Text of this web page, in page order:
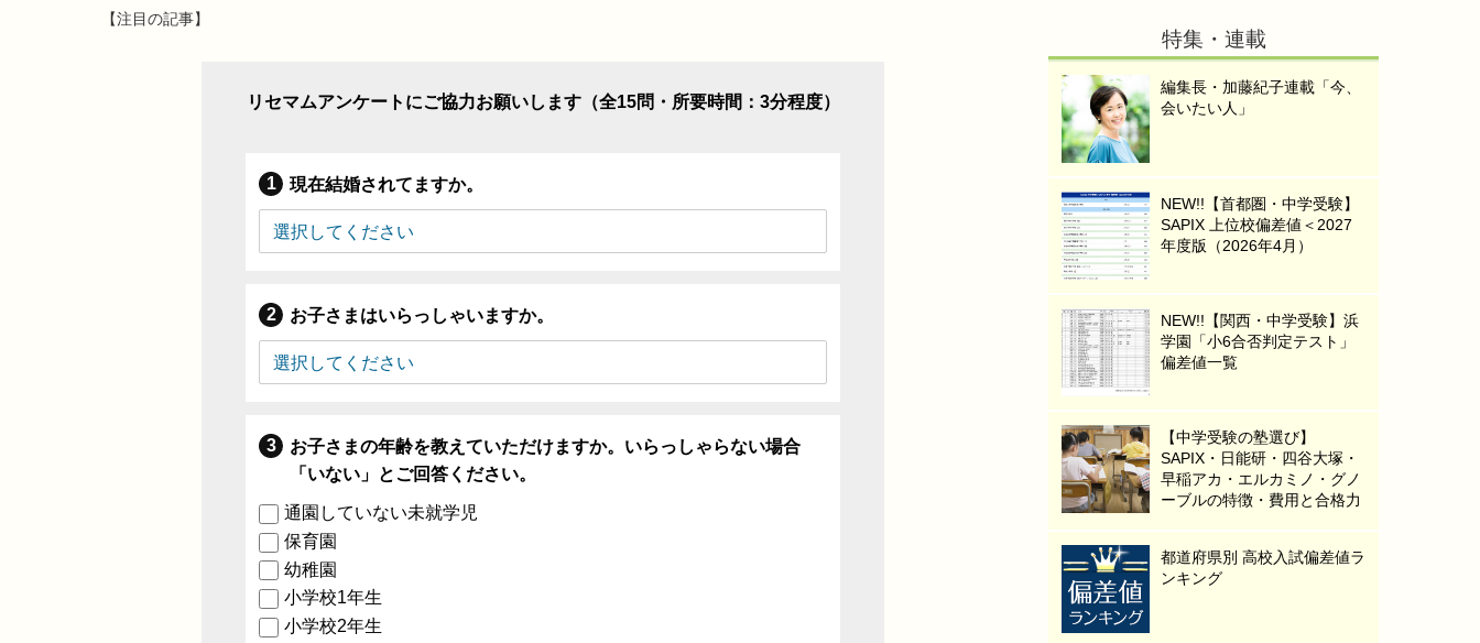
【注目の記事】
リセマムアンケートにご協力お願いします（全15問・所要時間：3分程度）
現在結婚されてますか。
お子さまはいらっしゃいますか。
お子さまの年齢を教えていただけますか。いらっしゃらない場合
「いない」とご回答ください。
通園していない未就学児
保育園
幼稚園
小学校1年生
小学校2年生
特集・連載
編集長・加藤紀子連載「今、
会いたい人」
NEW!!【首都圏・中学受験】
SAPIX 上位校偏差値＜2027
年度版（2026年4月）
NEW!!【関西・中学受験】浜
学園「小6合否判定テスト」
偏差値一覧
【中学受験の塾選び】
SAPIX・日能研・四谷大塚・
早稲アカ・エルカミノ・グノ
ーブルの特徴・費用と合格力
都道府県別 高校入試偏差値ラ
ンキング